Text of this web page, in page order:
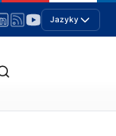
Jazyky